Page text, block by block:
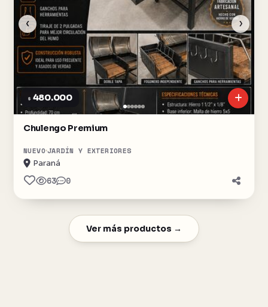
‹ ›
$ 480.000
Chulengo Premium
NUEVO JARDÍN Y EXTERIORES
Paraná
63 0
Ver más productos →